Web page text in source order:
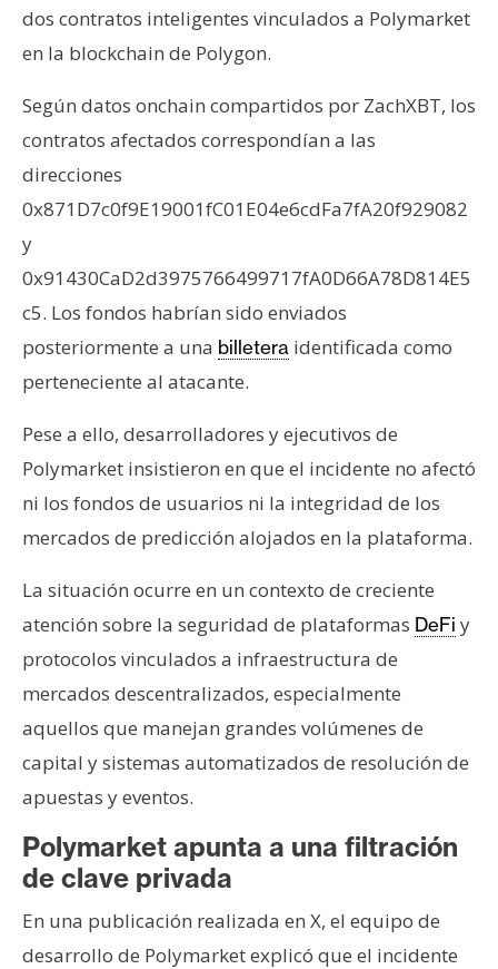
n
t
c
t
y
P
b
c
i
a
d
dos contratos inteligentes vinculados a Polymarket
en la blockchain de Polygon.
Según datos onchain compartidos por ZachXBT, los
contratos afectados correspondían a las
direcciones
0x871D7c0f9E19001fC01E04e6cdFa7fA20f929082
y
0x91430CaD2d3975766499717fA0D66A78D814E5
c5. Los fondos habrían sido enviados
posteriormente a una billetera identificada como
perteneciente al atacante.
Pese a ello, desarrolladores y ejecutivos de
Polymarket insistieron en que el incidente no afectó
ni los fondos de usuarios ni la integridad de los
mercados de predicción alojados en la plataforma.
La situación ocurre en un contexto de creciente
atención sobre la seguridad de plataformas DeFi y
protocolos vinculados a infraestructura de
mercados descentralizados, especialmente
aquellos que manejan grandes volúmenes de
capital y sistemas automatizados de resolución de
apuestas y eventos.
Polymarket apunta a una filtración
de clave privada
En una publicación realizada en X, el equipo de
desarrollo de Polymarket explicó que el incidente